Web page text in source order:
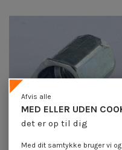
MED ELLER UDEN
det er op til dig
Afvis alle
Med dit samtykke bruger vi